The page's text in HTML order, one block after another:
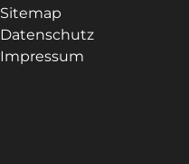
Sitemap
Datenschutz
Impressum